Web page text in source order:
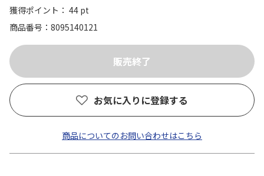
獲得ポイント： 44 pt
商品番号
8095140121
お気に入りに登録する
商品についてのお問い合わせはこちら